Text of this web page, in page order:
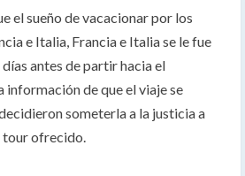
el sueño de vacacionar por los
e Italia, Francia e Italia se le fue
antes de partir hacia el
información de que el viaje se
someterla a la justicia a
ofrecido.